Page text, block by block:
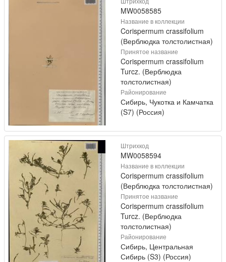
MW0058585
Название в коллекции
Corispermum crassifolium
(Верблюдка толстолистная)
Принятое название
Corispermum crassifolium
Turcz. (Верблюдка
толстолистная)
Районирование
Сибирь, Чукотка и Камчатка
(S7) (Россия)
Штрихкод
MW0058594
Название в коллекции
Corispermum crassifolium
(Верблюдка толстолистная)
Принятое название
Corispermum crassifolium
Turcz. (Верблюдка
толстолистная)
Районирование
Сибирь, Центральная
Сибирь (S3) (Россия)